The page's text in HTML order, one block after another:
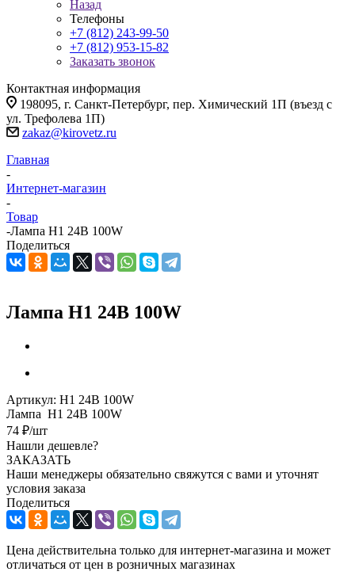
Назад
Телефоны
+7 (812) 243-99-50
+7 (812) 953-15-82
Заказать звонок
Контактная информация
198095, г. Санкт-Петербург, пер. Химический 1П (въезд с
ул. Трефолева 1П)
zakaz@kirovetz.ru
Главная
-
Интернет-магазин
-
Товар
-Лампа Н1 24В 100W
Поделиться
Лампа Н1 24В 100W
Артикул: Н1 24В 100W
Лампа Н1 24В 100W
74 ₽/шт
Нашли дешевле?
ЗАКАЗАТЬ
Наши менеджеры обязательно свяжутся с вами и уточнят
условия заказа
Поделиться
Цена действительна только для интернет-магазина и может
отличаться от цен в розничных магазинах